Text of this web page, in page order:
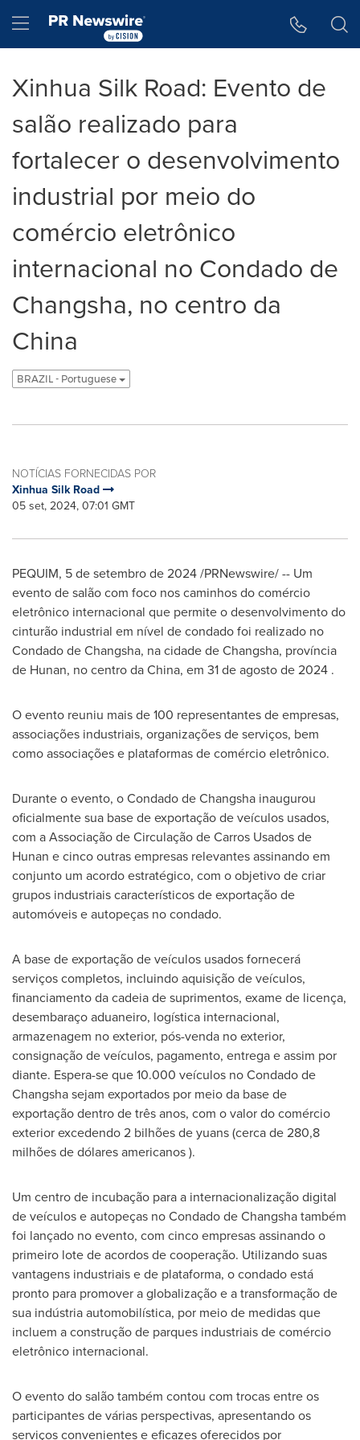
Hamburger menu
Xinhua Silk Road: Evento de
salão realizado para
fortalecer o desenvolvimento
industrial por meio do
comércio eletrônico
internacional no Condado de
Changsha, no centro da
China
BRAZIL - Portuguese
NOTÍCIAS FORNECIDAS POR
Xinhua Silk Road
05 set, 2024, 07:01 GMT
PEQUIM, 5 de setembro de 2024/PRNewswire/ -- Um
evento de salão com foco nos caminhos do comércio
eletrônico internacional que permite o desenvolvimento do
cinturão industrial em nível de condado foi realizado no
Condado deChangsha, na cidade deChangsha, província
de Hunan, no centro daChina, em 31 de agosto de 2024 .
O evento reuniu mais de 100 representantes de empresas,
associações industriais, organizações de serviços, bem
como associações e plataformas de comércio eletrônico.
Durante o evento, o Condado deChangsha inaugurou
oficialmente sua base de exportação de veículos usados,
com a Associação de Circulação de Carros Usados de
Hunan e cinco outras empresas relevantes assinando em
conjunto um acordo estratégico, com o objetivo de criar
grupos industriais característicos de exportação de
automóveis e autopeças no condado.
A base de exportação de veículos usados fornecerá
serviços completos, incluindo aquisição de veículos,
financiamento da cadeia de suprimentos, exame de licença,
desembaraço aduaneiro, logística internacional,
armazenagem no exterior, pós-venda no exterior,
consignação de veículos, pagamento, entrega e assim por
diante. Espera-se que 10.000 veículos no Condado de
Changshasejam exportados por meio da base de
exportação dentro de três anos, com o valor do comércio
exterior excedendo 2 bilhões de yuans (cerca de 280,8
milhões de dólares americanos ).
Um centro de incubação para a internacionalização digital
de veículos e autopeças no Condado deChangshatambém
foi lançado no evento, com cinco empresas assinando o
primeiro lote de acordos de cooperação. Utilizando suas
vantagens industriais e de plataforma, o condado está
pronto para promover a globalização e a transformação de
sua indústria automobilística, por meio de medidas que
incluem a construção de parques industriais de comércio
eletrônico internacional.
O evento do salão também contou com trocas entre os
participantes de várias perspectivas, apresentando os
serviços convenientes e eficazes oferecidos por